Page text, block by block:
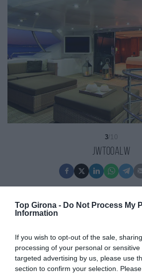
Top Girona - Do Not Process My
Information
If you wish to opt-out of the sale,
processing of your personal or
targeted advertising by us, please use
section to confirm your selection.
3/10
jWto0aLw